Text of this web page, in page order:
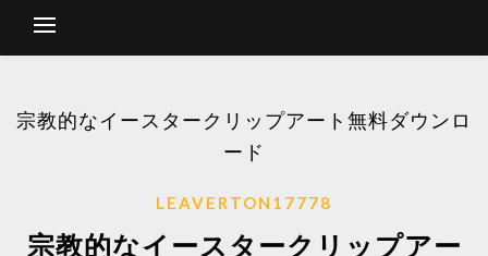
宗教的なイースタークリップアート無料ダウンロ
ード
LEAVERTON17778
宗教的なイースタークリップアー